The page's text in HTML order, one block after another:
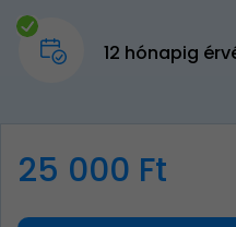
12 hónapig
25 000 Ft